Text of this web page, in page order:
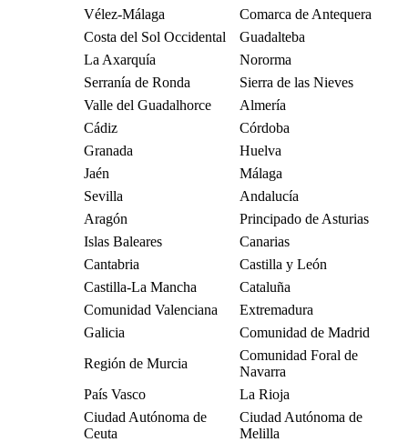
Vélez-Málaga
Comarca de Antequera
Costa del Sol Occidental
Guadalteba
La Axarquía
Nororma
Serranía de Ronda
Sierra de las Nieves
Valle del Guadalhorce
Almería
Cádiz
Córdoba
Granada
Huelva
Jaén
Málaga
Sevilla
Andalucía
Aragón
Principado de Asturias
Islas Baleares
Canarias
Cantabria
Castilla y León
Castilla-La Mancha
Cataluña
Comunidad Valenciana
Extremadura
Galicia
Comunidad de Madrid
Región de Murcia
Comunidad Foral de
Navarra
País Vasco
La Rioja
Ciudad Autónoma de
Ceuta
Ciudad Autónoma de
Melilla